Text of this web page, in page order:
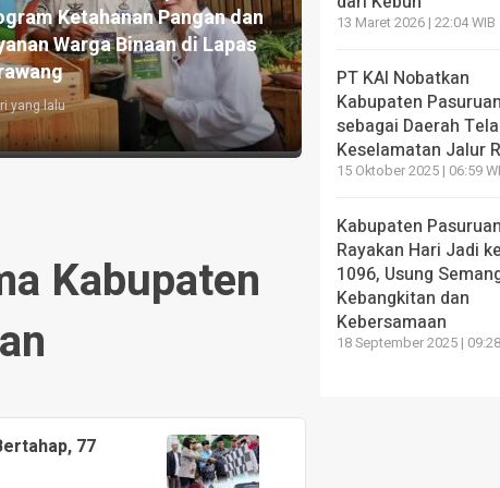
dan
Bupati Pasuruan Resmikan Open
House dan MPLS Sekolah Rakyat
Terintegrasi 1
7 hari yang lalu 1
Kabupaten
77
13 Maret 2026 | 22:04 WIB
PT KAI Nobatkan
Kabupaten Pasuruan
sebagai Daerah
Keselamatan Jalur
15 Oktober 2025 | 06:59
Kabupaten Pasuruan
Rayakan Hari Jadi
1096, Usung
Kebangkitan dan
Kebersamaan
18 September 2025 |